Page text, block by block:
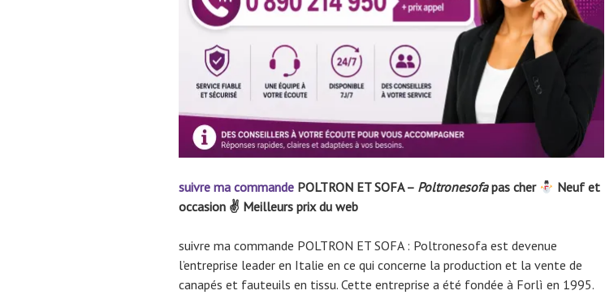
suivre ma commande POLTRON ET SOFA – Poltronesofapas cher
Neuf et
occasion ✌ Meilleurs prix du web
suivre ma commande POLTRON ET SOFA : Poltronesofa est devenue
l’entreprise leader en Italie en ce qui concerne la production et la vente de
canapés et fauteuils en tissu. Cette entreprise a été fondée à Forlì en 1995.